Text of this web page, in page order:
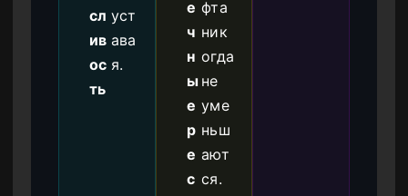
сл
ив
ос
ть
уст
ава
я.
е
ч
н
ы
е
р
е
с
фта
ник
огда
не
уме
ньш
ают
ся.